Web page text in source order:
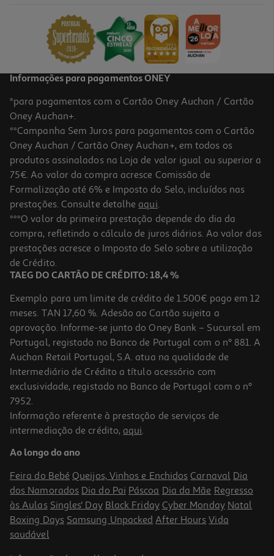
4.7
Massa Nacional Cotovelinhos 1kg
2.32 €/Kg
2,32 €
Informações para pagamentos ONEY
*para pagamentos com o Cartão Oney Auchan / Cartão
Oney Auchan+.
**Campanha Sem Juros para pagamentos com o Cartão
Oney Auchan / Cartão Oney Auchan+, em todos os
produtos assinalados na Loja de valor igual ou superior a
75€. Ao valor da compra acresce Comissão de
Formalização até 6% e Imposto do Selo, incluídos nas
prestações. Consulte detalhe aqui.
***O valor da primeira prestação depende do dia da
compra, refletindo o cálculo de juros diários. Ao valor das
prestações acresce o Imposto do Selo sobre a utilização
de Crédito.
TAEG DO CARTÃO DE CRÉDITO: 18,4 %
Exemplo para um limite de crédito de 1.500€ pago em 12
meses. TAN 17,60 %. Adesão ao Cartão sujeita a
aprovação. Informe-se junto do Oney Bank – Sucursal em
Portugal, registado no Banco de Portugal com o nº 881. A
Auchan Retail Portugal, S.A. atua na qualidade de
Intermediário de Crédito a título acessório com
exclusividade, registado no Banco de Portugal com o nº
7952.
Informação referente à prestação de serviços de
intermediação de crédito, aqui.
Ao longo do ano
Feira do Bebé Queijos, Vinhos e Enchidos Carnaval Dia
dos Namorados Dia do Pai Páscoa Dia da Mãe Regresso
às Aulas Singles' Day Black Friday Cyber Monday Natal
Boxing Days Samsung Unpacked After Hours Vida
saudável